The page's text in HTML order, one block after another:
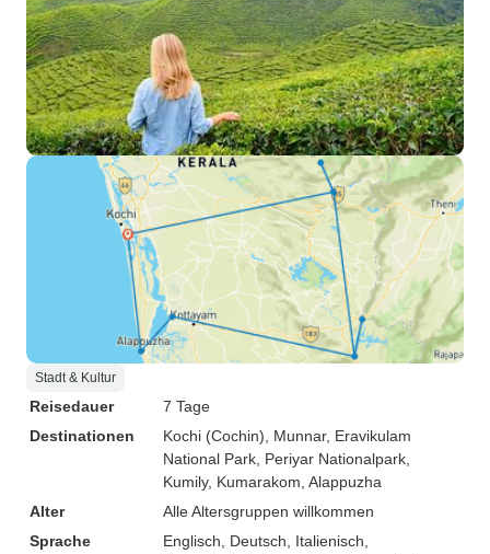
Stadt & Kultur
Reisedauer
7 Tage
Destinationen
Kochi (Cochin) , Munnar, Eravikulam
National Park , Periyar Nationalpark
Kumily, Kumarakom , Alappuzha
Alter
Alle Altersgruppen willkommen
Sprache
Englisch, Deutsch, Italienisch,